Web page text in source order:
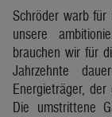
Schröder warb für
unsere
brauchen wir für
Jahrzehnte
Energieträger,
Die umstrittene